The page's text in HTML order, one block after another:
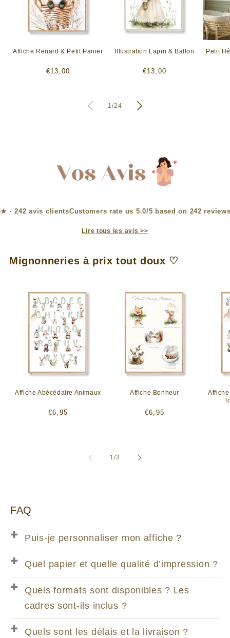
Affiche Renard & Petit Panier
Prix
€13,00
Illustration Lapin & Ballon
Prix
€13,00
Petit
1/de
24
Customers rate us 5.0/5 based on 242
Lire tous les avis >>
Mignonneries à prix tout doux ♡
Affiche Abécédaire Animaux
Prix
€6,95
Affiche Bonheur
Prix
€6,95
1/de
3
FAQ
Puis-je personnaliser mon affiche ?
Quel papier et quelle qualité d’impression ?
Quels formats sont disponibles ? Les
cadres sont-ils inclus ?
Quels sont les délais et la livraison ?